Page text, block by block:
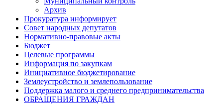
Архив
Прокуратура информирует
Совет народных депутатов
Нормативно-правовые акты
Бюджет
Целевые программы
Информация по закупкам
Инициативное бюджетирование
Землеустройство и землепользование
Поддержка малого и среднего предпринимательства
ОБРАЩЕНИЯ ГРАЖДАН